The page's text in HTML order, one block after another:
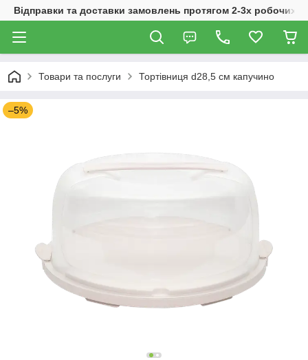
Відправки та доставки замовлень протягом 2-3х робочих
Товари та послуги Тортівниця d28,5 см капучино
–5%